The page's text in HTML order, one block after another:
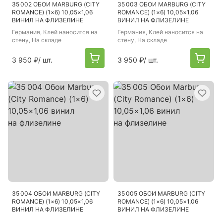
35 002 ОБОИ MARBURG (CITY
ROMANCE) (1×6) 10,05×1,06
ВИНИЛ НА ФЛИЗЕЛИНЕ
Германия, Клей наносится на
стену, На складе
3 950 ₽/ шт.
35 003 ОБОИ MARBURG (CITY
ROMANCE) (1×6) 10,05×1,06
ВИНИЛ НА ФЛИЗЕЛИНЕ
Германия, Клей наносится на
стену, На складе
3 950 ₽/ шт.
35 004 ОБОИ MARBURG (CITY
ROMANCE) (1×6) 10,05×1,06
ВИНИЛ НА ФЛИЗЕЛИНЕ
35 005 ОБОИ MARBURG (CITY
ROMANCE) (1×6) 10,05×1,06
ВИНИЛ НА ФЛИЗЕЛИНЕ